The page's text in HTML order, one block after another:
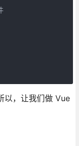
以，让我们做 Vue